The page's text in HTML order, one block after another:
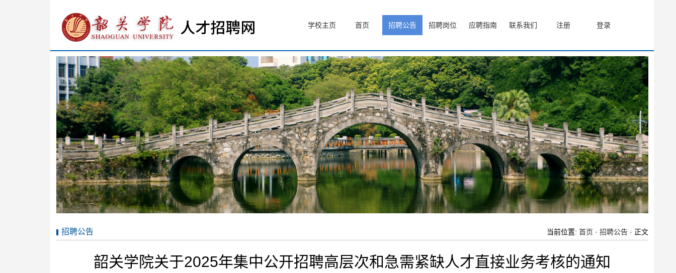
学校主页 首页 招聘公告 招聘岗位 应聘指南 联系我们 注册 登录
招聘公告 当前位置: 首页 · 招聘公告· 正文
韶关学院关于2025年集中公开招聘高层次和急需紧缺人才直接业务考核的通知